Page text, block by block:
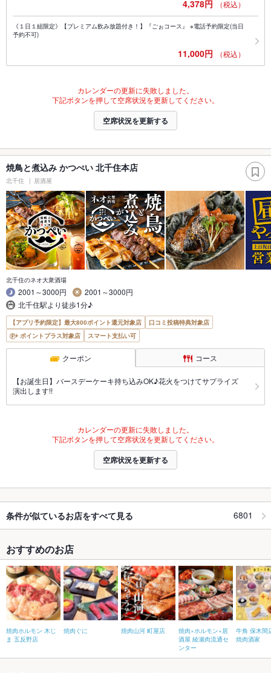
4,378円 （税込）
《１日１組限定》【プレミアム飲み放題付き！】『ごぉコース』 ※電話予約限定(当日
予約不可)
11,000円 （税込）
カレンダーの更新に失敗しました。
下記ボタンを押して空席状況を更新してください。
空席状況を更新する
焼鳥と煮込み かつぺい 北千住本店
北千住 居酒屋
北千住のネオ大衆酒場
2001～3000円
2001～3000円
北千住駅より徒歩1分♪
【アプリ予約限定】最大800ポイント還元対象店
口コミ投稿特典対象店
ポイントプラス対象店
スマート支払い可
クーポン コース
【お誕生日】バースデーケーキ持ち込みOK♪花火をつけてサプライズ
演出します!!
カレンダーの更新に失敗しました。
下記ボタンを押して空席状況を更新してください。
空席状況を更新する
条件が似ているお店をすべて見る 6801
おすすめのお店
焼肉ホルモン 木じ
ま 五反野店
焼肉ぐに 焼肉山河 町屋店
焼肉×ホルモン×居
酒屋 綾瀬肉流通セ
ンター
牛角 保木間
焼肉酒家